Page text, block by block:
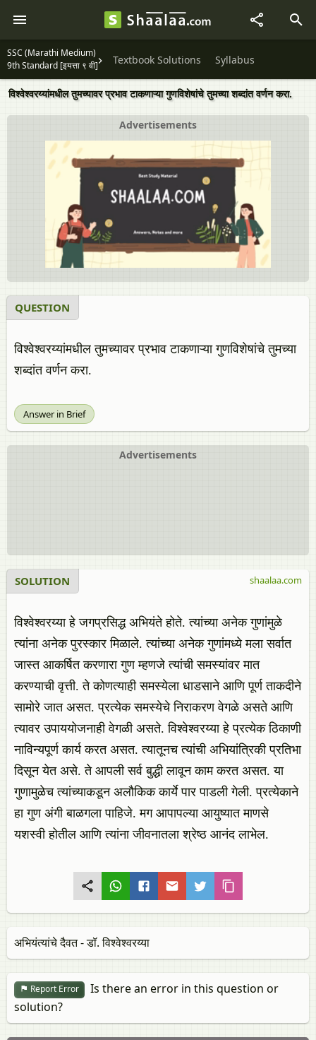
SSC (Marathi Medium)
9th Standard [इयत्ता ९ वी]
Textbook Solutions Syllabus
विश्वेश्वरय्यांमधील तुमच्यावर प्रभाव टाकणाऱ्या गुणविशेषांचे तुमच्या शब्दांत वर्णन करा.
Advertisements
QUESTION
विश्वेश्वरय्यांमधील तुमच्यावर प्रभाव टाकणाऱ्या गुणविशेषांचे तुमच्या
शब्दांत वर्णन करा.
Answer in Brief
Advertisements
SOLUTION
विश्वेश्वरय्या हे जगप्रसिद्ध अभियंते होते. त्यांच्या अनेक गुणांमुळे
त्यांना अनेक पुरस्कार मिळाले. त्यांच्या अनेक गुणांमध्ये मला सर्वात
जास्त आकर्षित करणारा गुण म्हणजे त्यांची समस्यांवर मात
करण्याची वृत्ती. ते कोणत्याही समस्येला धाडसाने आणि पूर्ण ताकदीने
सामोरे जात असत. प्रत्येक समस्येचे निराकरण वेगळे असते आणि
त्यावर उपाययोजनाही वेगळी असते. विश्वेश्वरय्या हे प्रत्येक ठिकाणी
नाविन्यपूर्ण कार्य करत असत. त्यातूनच त्यांची अभियांत्रिकी प्रतिभा
दिसून येत असे. ते आपली सर्व बुद्धी लावून काम करत असत. या
गुणामुळेच त्यांच्याकडून अलौकिक कार्ये पार पाडली गेली. प्रत्येकाने
हा गुण अंगी बाळगला पाहिजे. मग आपापल्या आयुष्यात माणसे
यशस्वी होतील आणि त्यांना जीवनातला श्रेष्ठ आनंद लाभेल.
shaalaa.com
अभियंत्यांचे दैवत - डॉ. विश्वेश्वरय्या
Report Error
Is there an error in this question or
solution?